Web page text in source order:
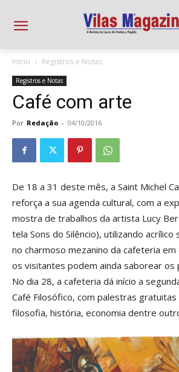
Início Registros e Notas
Registros e Notas
Café com arte
Por Redação - 04/10/2016
De 18 a 31 deste mês, a Saint Michel
reforça a sua agenda cultural, com a
mostra de trabalhos da artista Lucy
tela Sons do Silêncio), utilizando
no charmoso mezanino da cafeteria
os visitantes podem ainda saborear os
No dia 28, a cafeteria dá início a
Café Filosófico, com palestras
filosofia, história, economia dentre